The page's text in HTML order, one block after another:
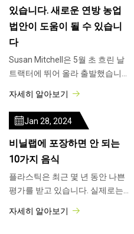
있습니다. 새로운 연방 농업
법안이 도움이 될 수 있습니
다
Susan Mitchell은 5월 초 흐린 날
트랙터에 뛰어 올라 출발했습니
자세히 알아보기
Jan 28, 2024
비닐랩에 포장하면 안 되는
10가지 음식
플라스틱은 최근 몇 년 동안 나쁜
평가를 받고 있습니다. 실제로는
습니다.
자세히 알아보기